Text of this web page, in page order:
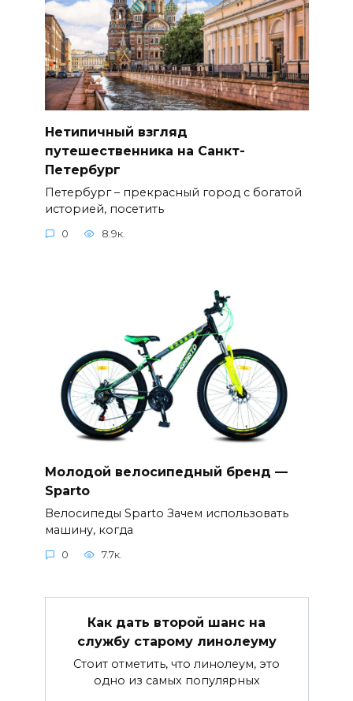
Нетипичный взгляд
путешественника на Санкт-
Петербург
Петербург – прекрасный город с богатой
историей, посетить
0 8.9к.
Молодой велосипедный бренд —
Sparto
Велосипеды Sparto Зачем использовать
машину, когда
0 7.7к.
Как дать второй шанс на
службу старому линолеуму
Стоит отметить, что линолеум, это
одно из самых популярных